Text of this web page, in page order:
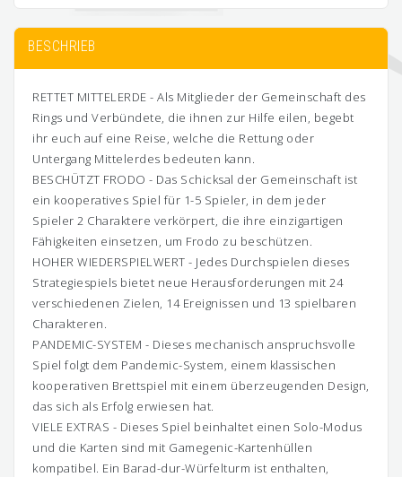
BESCHRIEB
RETTET MITTELERDE - Als Mitglieder der Gemeinschaft des
Rings und Verbündete, die ihnen zur Hilfe eilen, begebt
ihr euch auf eine Reise, welche die Rettung oder
Untergang Mittelerdes bedeuten kann.
BESCHÜTZT FRODO - Das Schicksal der Gemeinschaft ist
ein kooperatives Spiel für 1-5 Spieler, in dem jeder
Spieler 2 Charaktere verkörpert, die ihre einzigartigen
Fähigkeiten einsetzen, um Frodo zu beschützen.
HOHER WIEDERSPIELWERT - Jedes Durchspielen dieses
Strategiespiels bietet neue Herausforderungen mit 24
verschiedenen Zielen, 14 Ereignissen und 13 spielbaren
Charakteren.
PANDEMIC-SYSTEM - Dieses mechanisch anspruchsvolle
Spiel folgt dem Pandemic-System, einem klassischen
kooperativen Brettspiel mit einem überzeugenden Design,
das sich als Erfolg erwiesen hat.
VIELE EXTRAS - Dieses Spiel beinhaltet einen Solo-Modus
und die Karten sind mit Gamegenic-Kartenhüllen
kompatibel. Ein Barad-dur-Würfelturm ist enthalten,